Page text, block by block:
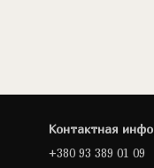
Контактная
+380 93 389 01 09